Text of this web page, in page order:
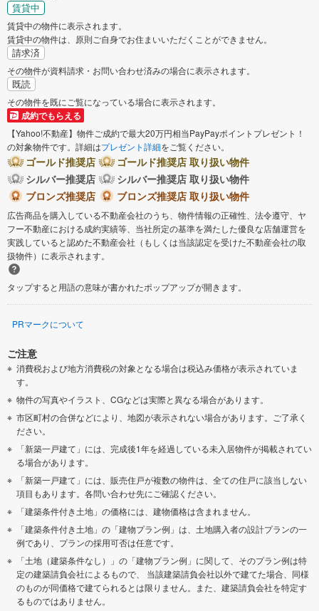
賃貸中
賃貸中の物件に表示されます。
賃貸中の物件は、原則ご自身でお住まいいただくことができません。
請求済
その物件が資料請求・お問い合わせ済みの場合に表示されます。
既読
その物件を既にご覧になっている場合に表示されます。
成約でもらえる
【Yahoo!不動産】物件ご成約で最大20万円相当PayPayポイントプレゼント！
の対象物件です。詳細はプレゼント詳細をご覧ください。
ゴールド推奨店
ゴールド推奨店 取り扱い物件
シルバー推奨店
シルバー推奨店 取り扱い物件
ブロンズ推奨店
ブロンズ推奨店 取り扱い物件
広告商品を購入している不動産会社のうち、物件情報の正確性、法令遵守、ヤ
フー不動産における成約実績等、当社所定の基準を満たした優良な店舗運営を
実践していると認めた不動産会社（もしくは当該認定を受けた不動産会社の取
扱物件）に表示されます。
タップすると用語の意味が書かれたポップアップが開きます。
PRマークについて
ご注意
消費税および地方消費税の対象となる場合は税込み価格が表示されていま
す。
物件の写真やイラスト、CGなどは実際と異なる場合があります。
市区町村の合併などにより、地図が表示されない場合があります。ご了承く
ださい。
「新築一戸建て」には、完成後1年を経過している未入居物件が掲載されてい
る場合があります。
「新築一戸建て」には、販売住戸が複数の物件は、全ての住戸に該当しない
項目もあります。各問い合わせ先にご確認ください。
「建築条件付き土地」の価格には、建物価格は含まれません。
「建築条件付き土地」の「建物プラン例」は、土地購入者の設計プランの一
例であり、プランの採用可否は任意です。
「土地（建築条件なし）」の「建物プラン例」に関して、そのプラン例は特
定の建築請負会社によるもので、 当該建築請負会社以外で建てた場合、同様
のものが同価格で建てられるとは限りません。また、建築請負会社を特定す
るものではありません。